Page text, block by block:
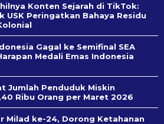
Konten Sejarah di TikTok:
USK Peringatkan Bahaya Residu
Gagal ke Semifinal SEA
Medali Emas Indonesia
Jumlah Penduduk Miskin
Ribu Orang per Maret 2026
Milad ke-24, Dorong Ketahanan